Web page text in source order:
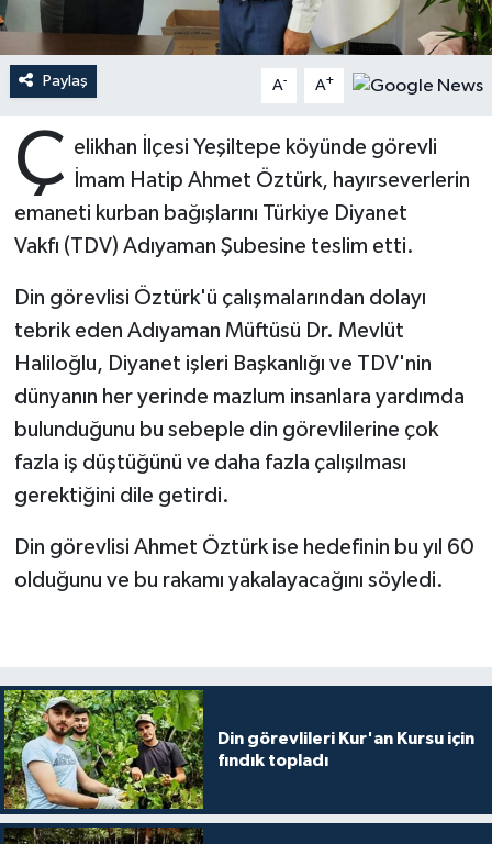
Paylaş A- A+
Ç elikhan İlçesi Yeşiltepe köyünde görevli
İmam Hatip Ahmet Öztürk, hayırseverlerin
emaneti kurban bağışlarını Türkiye Diyanet
Vakfı (TDV) Adıyaman Şubesine teslim etti.
Din görevlisi Öztürk'ü çalışmalarından dolayı
tebrik eden Adıyaman Müftüsü Dr. Mevlüt
Haliloğlu, Diyanet işleri Başkanlığı ve TDV'nin
dünyanın her yerinde mazlum insanlara yardımda
bulunduğunu bu sebeple din görevlilerine çok
fazla iş düştüğünü ve daha fazla çalışılması
gerektiğini dile getirdi.
Din görevlisi Ahmet Öztürk ise hedefinin bu yıl 60
olduğunu ve bu rakamı yakalayacağını söyledi.
Din görevlileri Kur'an Kursu için
fındık topladı
Aydın Müftülüğü
Balıkesir Müftülüğü
Batman Müftülüğü
Bayburt Müftülüğü
Bilecik Müftülüğü
Bingöl Müftülüğü
Bitlis Müftülüğü
Bolu Müftülüğü
Bursa Müftülüğü
Çankırı Müftülüğü
Çorum Müftülüğü
Denizli Müftülüğü
Mukabele
Peygamberimizin Hayatı
Sahabeler
Zekat
DİYANET GENÇLİK
DİYANET RADYO/TV
Dünya
Eğitim
Kültür-Sanat
Sağlık
Makaleler
Duyurular
Bilim, Teknoloji
Biyografiler
Diyanet TV